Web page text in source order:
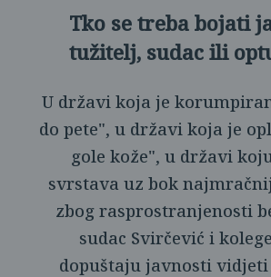
Tko se treba bojati
tužitelj, sudac ili
U državi koja je
do pete", u državi koja je
gole kože", u državi
svrstava uz bok
zbog rasprostranjenosti
sudac Svirčević i
dopuštaju javnosti